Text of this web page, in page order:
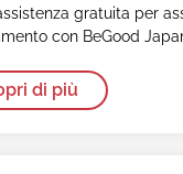
gratuita per
con BeGood
di più